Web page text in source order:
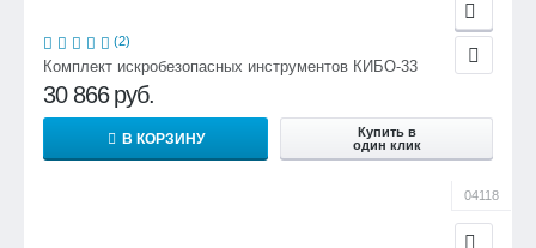
(2)
Комплект искробезопасных инструментов КИБО-33
30 866 руб.
В КОРЗИНУ
Купить в
один клик
04118